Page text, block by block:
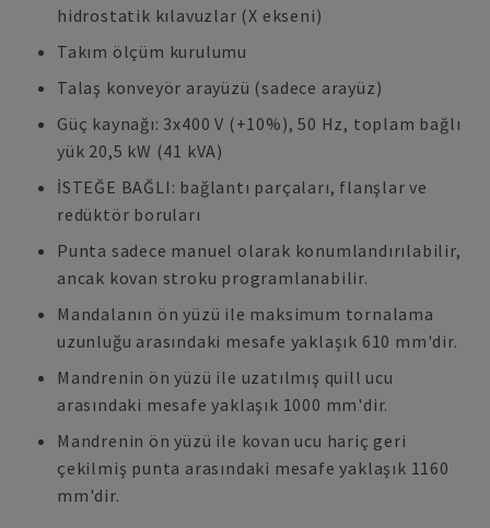
hidrostatik kılavuzlar (X ekseni)
Takım ölçüm kurulumu
Talaş konveyör arayüzü (sadece arayüz)
Güç kaynağı: 3x400 V (+10%), 50 Hz, toplam bağlı
yük 20,5 kW (41 kVA)
İSTEĞE BAĞLI: bağlantı parçaları, flanşlar ve
redüktör boruları
Punta sadece manuel olarak konumlandırılabilir,
ancak kovan stroku programlanabilir.
Mandalanın ön yüzü ile maksimum tornalama
uzunluğu arasındaki mesafe yaklaşık 610 mm'dir.
Mandrenin ön yüzü ile uzatılmış quill ucu
arasındaki mesafe yaklaşık 1000 mm'dir.
Mandrenin ön yüzü ile kovan ucu hariç geri
çekilmiş punta arasındaki mesafe yaklaşık 1160
mm'dir.